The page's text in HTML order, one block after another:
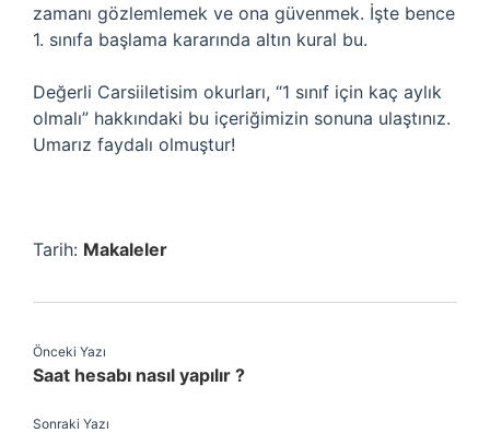
zamanı gözlemlemek ve ona güvenmek. İşte bence
1. sınıfa başlama kararında altın kural bu.
Değerli Carsiiletisim okurları, “1 sınıf için kaç aylık
olmalı” hakkındaki bu içeriğimizin sonuna ulaştınız.
Umarız faydalı olmuştur!
Tarih: Makaleler
Önceki Yazı
Saat hesabı nasıl yapılır ?
Sonraki Yazı